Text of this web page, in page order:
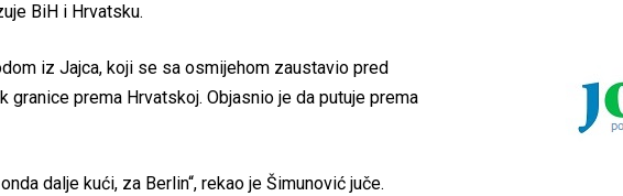
BiH i Hrvatsku.
iz Jajca, koji se sa osmijehom zaustavio pred
prema Hrvatskoj. Objasnio je da putuje prema
dalje kući, za Berlin“, rekao je Šimunović juče.